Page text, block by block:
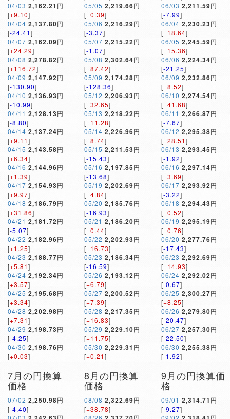
04/03 2,162.21 円
[+9.10]
04/04 2,137.80円
[-24.41]
04/07 2,162.09円
[+24.29]
04/08 2,278.82円
[+116.72]
04/09 2,147.92円
[-130.90]
04/10 2,136.93円
[-10.99]
04/11 2,128.13円
[-8.80]
04/14 2,137.24円
[+9.11]
04/15 2,143.58円
[+6.34]
04/16 2,144.96円
[+1.39]
04/17 2,154.93円
[+9.97]
04/18 2,186.79円
[+31.86]
04/21 2,181.72円
[-5.07]
04/22 2,182.96円
[+1.25]
04/23 2,188.77円
[+5.81]
04/24 2,192.34円
[+3.57]
04/25 2,195.68円
[+3.34]
04/28 2,202.98円
[+7.31]
04/29 2,198.73円
[-4.25]
04/30 2,198.76円
[+0.03]
05/05 2,219.66円
[+0.39]
05/06 2,216.29円
[-3.37]
05/07 2,215.22円
[-1.07]
05/08 2,302.64円
[+87.42]
05/09 2,174.28円
[-128.36]
05/12 2,206.93円
[+32.65]
05/13 2,218.22円
[+11.28]
05/14 2,226.96円
[+8.74]
05/15 2,211.53円
[-15.43]
05/16 2,197.85円
[-13.68]
05/19 2,202.69円
[+4.84]
05/20 2,185.76円
[-16.93]
05/21 2,186.20円
[+0.44]
05/22 2,202.93円
[+16.73]
05/23 2,186.34円
[-16.59]
05/26 2,193.12円
[+6.79]
05/27 2,200.52円
[+7.39]
05/28 2,217.35円
[+16.83]
05/29 2,229.10円
[+11.75]
05/30 2,229.31 円
[+0.21]
06/03 2,211.59円
[-7.99]
06/04 2,230.23円
[+18.64]
06/05 2,245.59円
[+15.36]
06/06 2,224.34円
[-21.25]
06/09 2,232.86円
[+8.52]
06/10 2,274.54円
[+41.68]
06/11 2,266.87円
[-7.67]
06/12 2,295.38円
[+28.51]
06/13 2,293.45円
[-1.92]
06/16 2,297.14円
[+3.69]
06/17 2,293.92円
[-3.22]
06/18 2,294.43円
[+0.52]
06/19 2,295.19円
[+0.76]
06/20 2,277.76円
[-17.43]
06/23 2,292.69円
[+14.93]
06/24 2,292.02円
[-0.67]
06/25 2,300.27円
[+8.25]
06/26 2,279.80円
[-20.47]
06/27 2,257.30円
[-22.50]
06/30 2,255.38円
[-1.92]
7月の円換算
価格
07/02 2,250.98円
[-4.40]
8月の円換算
価格
08/08 2,322.69円
[+38.78]
9月の円換算価
格
09/01 2,314.71 円
[-9.27]